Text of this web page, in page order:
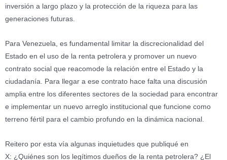
inversión a largo plazo y la protección de la riqueza para las
generaciones futuras.
Para Venezuela, es fundamental limitar la discrecionalidad del
Estado en el uso de la renta petrolera y promover un nuevo
contrato social que reacomode la relación entre el Estado y la
ciudadanía. Para llegar a ese contrato hace falta una discusión
amplia entre los diferentes sectores de la sociedad para encontrar
e implementar un nuevo arreglo institucional que funcione como
terreno fértil para el cambio profundo en la dinámica nacional.
Reitero por esta vía algunas inquietudes que publiqué en
X: ¿Quiénes son los legítimos dueños de la renta petrolera? ¿El